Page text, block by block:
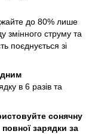
до 80% лише
змінного струму та
поєднується зі
в 6 разів та
сонячну
зарядки за